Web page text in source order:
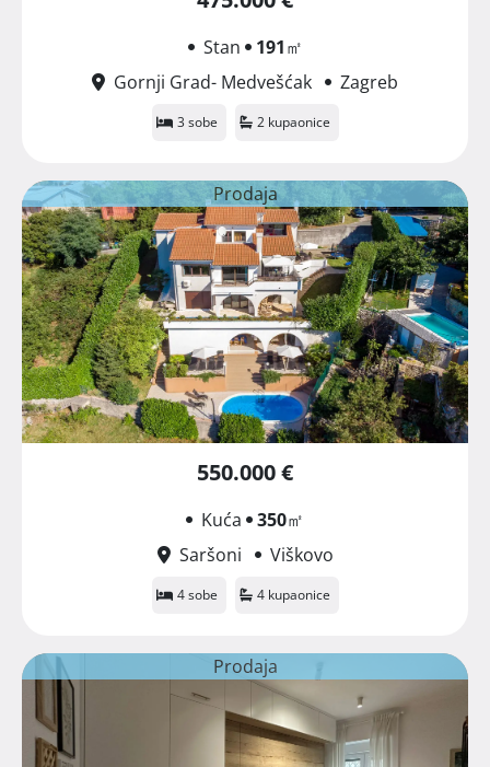
Stan 191㎡
Gornji Grad- Medvešćak
Zagreb
3 sobe 2 kupaonice
Prodaja
550.000 €
Kuća 350㎡
Saršoni
Viškovo
4 sobe 4 kupaonice
Prodaja